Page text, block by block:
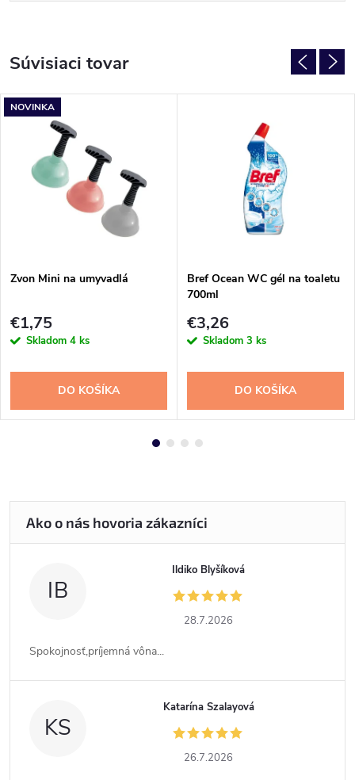
Súvisiaci tovar
NOVINKA
Zvon Mini na umyvadlá
€1,75
Skladom 4 ks
DO KOŠÍKA
Bref Ocean WC gél na toaletu
700ml
€3,26
Skladom 3 ks
DO KOŠÍKA
IB
Ildiko Blyšíková
28.7.2026
Spokojnosť,príjemná vôna...
KS
Katarína Szalayová
26.7.2026